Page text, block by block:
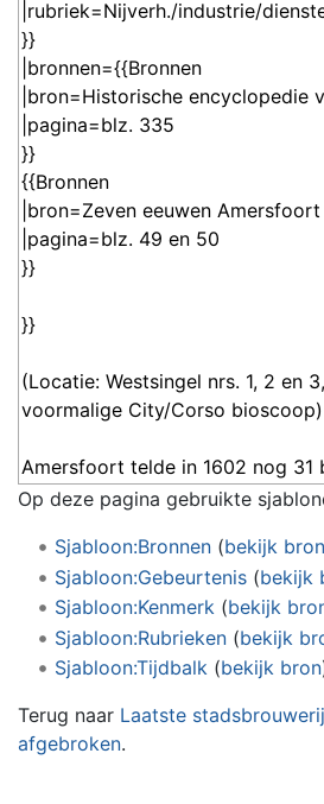
Op deze pagina gebruikte
Sjabloon:Bronnen(bekijk bron
Sjabloon:Gebeurtenis(bekijk
Sjabloon:Kenmerk(bekijk
Sjabloon:Rubrieken(bekijk
Sjabloon:Tijdbalk(bekijk bron
Terug naar Laatste
afgebroken.